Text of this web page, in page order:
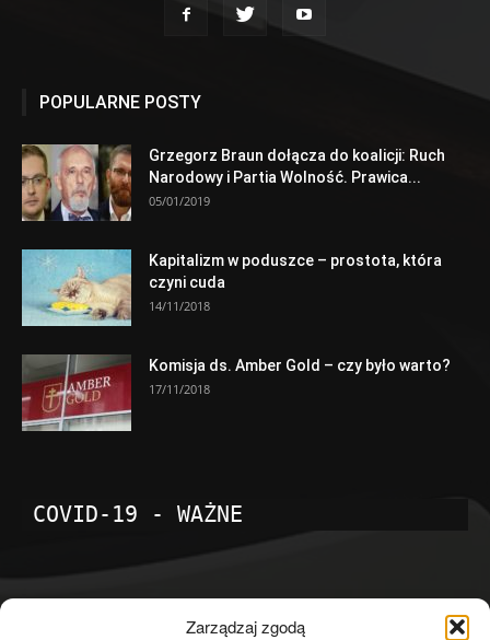
Zarządzaj zgodą
POPULARNE POSTY
Grzegorz Braun dołącza do koalicji: Ruch
Narodowy i Partia Wolność. Prawica...
05/01/2019
Kapitalizm w poduszce – prostota, która
czyni cuda
14/11/2018
Komisja ds. Amber Gold – czy było warto?
17/11/2018
COVID-19 - WAŻNE